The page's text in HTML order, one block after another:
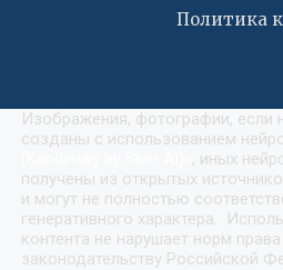
Политика
Изображения, фотографии, если
созданы с использованием
, иных
получены из открытых
и могут не полностью
генеративного характера.
контента не нарушает норм права
законодательству Российской